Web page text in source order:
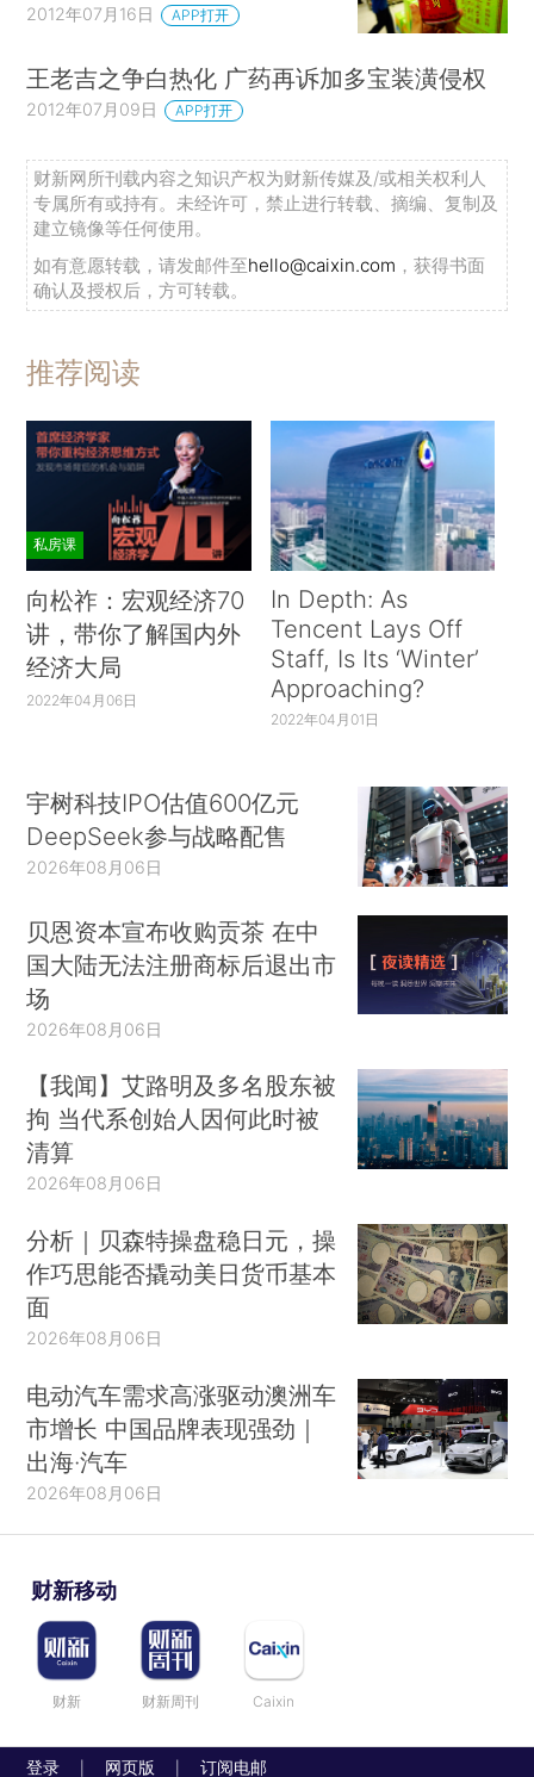
2012年07月16日 APP打开
王老吉之争白热化 广药再诉加多宝装潢侵权
2012年07月09日 APP打开
财新网所刊载内容之知识产权为财新传媒及/或相关权利人
专属所有或持有。未经许可，禁止进行转载、摘编、复制及
建立镜像等任何使用。
如有意愿转载，请发邮件至hello@caixin.com ，获得书面
确认及授权后，方可转载。
推荐阅读
私房课
向松祚：宏观经济70
讲，带你了解国内外
经济大局
2022年04月06日
In Depth: As
Tencent Lays Off
Staff, Is Its ‘Winter’
Approaching?
2022年04月01日
宇树科技IPO估值600亿元
DeepSeek参与战略配售
2026年08月06日
贝恩资本宣布收购贡茶 在中
国大陆无法注册商标后退出市
场
2026年08月06日
【我闻】艾路明及多名股东被
拘 当代系创始人因何此时被
清算
2026年08月06日
分析｜贝森特操盘稳日元，操
作巧思能否撬动美日货币基本
面
2026年08月06日
电动汽车需求高涨驱动澳洲车
市增长 中国品牌表现强劲｜
出海·汽车
2026年08月06日
财新移动
财新 财新周刊 Caixin
登录 网页版 订阅电邮